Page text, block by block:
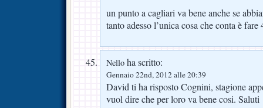
un punto a cagliari va bene anche se
tanto adesso l’unica cosa che conta è
Nello ha scritto:
Gennaio 22nd, 2012 alle 20:39
David ti ha risposto Cognini, stagione
vuol dire che per loro va bene cosi. Saluti